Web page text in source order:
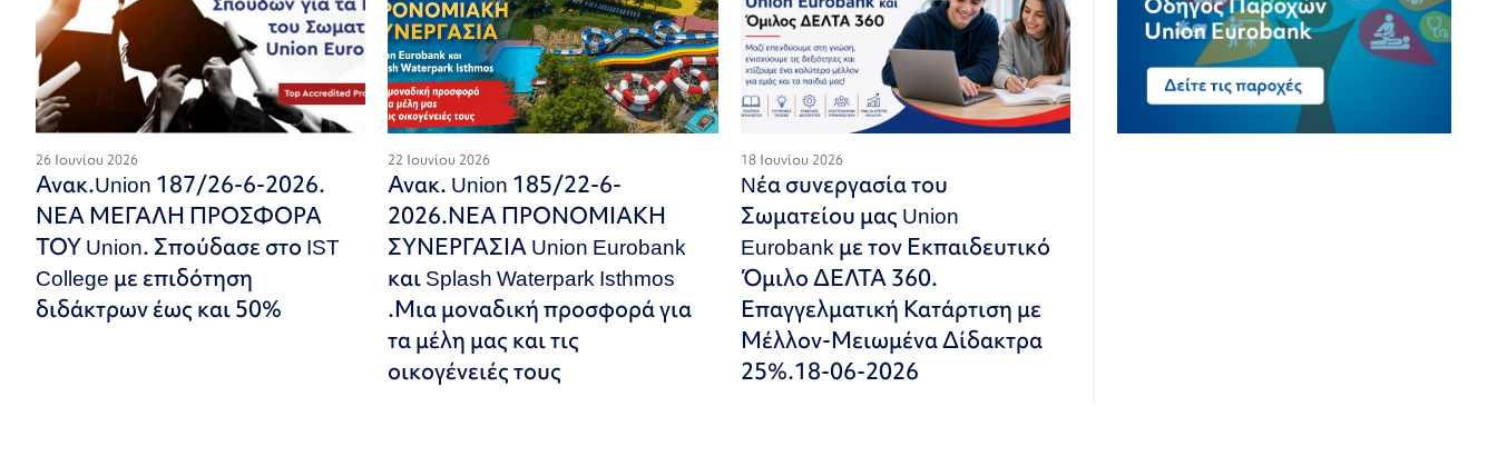
26 Ιουνίου 2026
Ανακ.Union 187/26-6-2026.
ΝΕΑ ΜΕΓΑΛΗ ΠΡΟΣΦΟΡΑ
ΤΟΥ Union. Σπούδασε στο IST
College με επιδότηση
διδάκτρων έως και 50%
22 Ιουνίου 2026
Ανακ. Union 185/22-6-
2026.ΝΕΑ ΠΡΟΝΟΜΙΑΚΗ
ΣΥΝΕΡΓΑΣΙΑ Union Eurobank
και Splash Waterpark Isthmos
.Μια μοναδική προσφορά για
τα μέλη μας και τις
οικογένειές τους
18 Ιουνίου 2026
Nέα συνεργασία του
Σωματείου μας Union
Eurobank με τον Εκπαιδευτικό
Όμιλο ΔΕΛΤΑ 360.
Επαγγελματική Κατάρτιση με
Μέλλον-Μειωμένα Δίδακτρα
25%.18-06-2026